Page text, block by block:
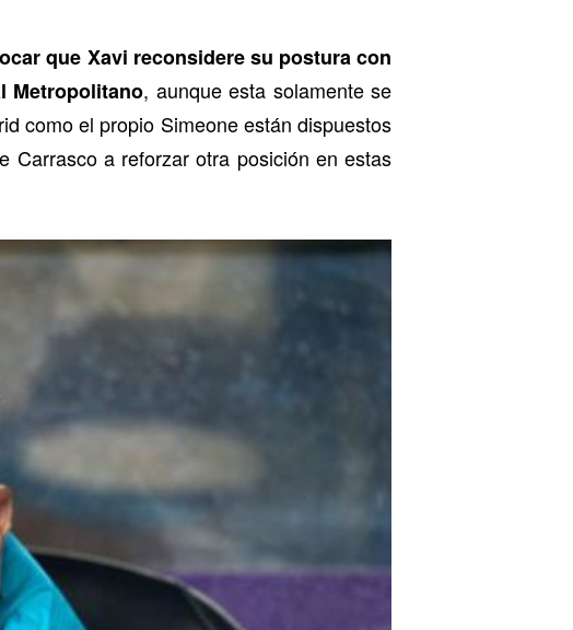
que Xavi reconsidere su postura con
Metropolitano, aunque esta solamente se
como el propio Simeone están dispuestos
Carrasco a reforzar otra posición en estas